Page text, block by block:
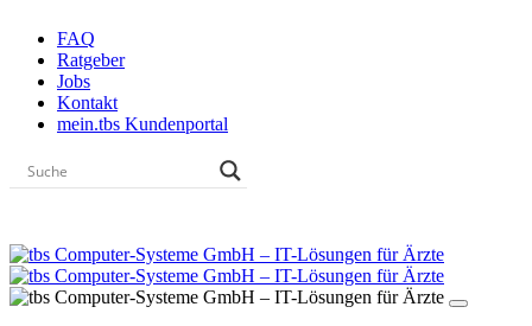
content
FAQ
Ratgeber
Jobs
Kontakt
mein.tbs Kundenportal